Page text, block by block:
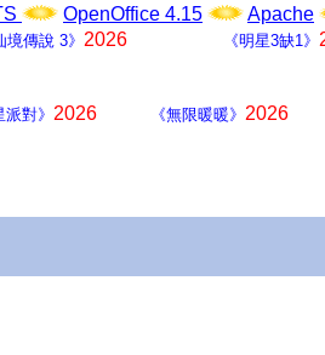
OpenOffice 4.15 Apache
境傳說 3》 2026 《明星3缺1》
派對》 2026 《無限暖暖》 2026